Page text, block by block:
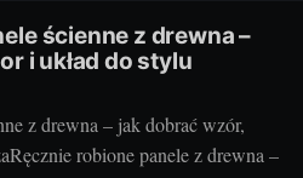
ścienne z drewna –
i układ do stylu
z drewna – jak dobrać wzór,
robione panele z drewna –